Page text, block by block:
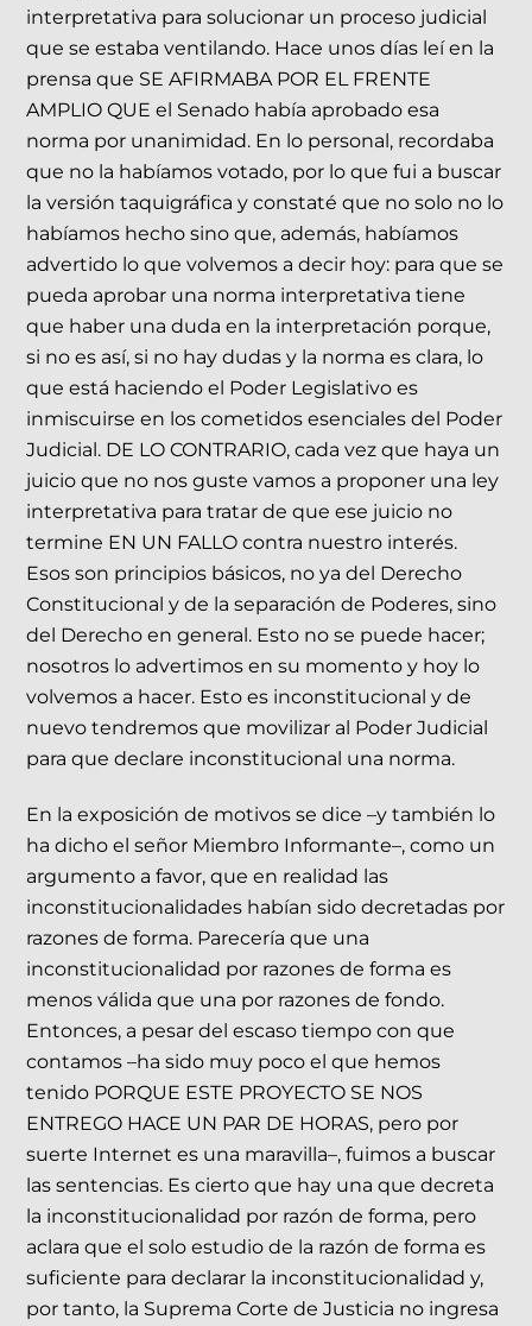
interpretativa para solucionar un proceso judicial
que se estaba ventilando. Hace unos días leí en la
prensa que SE AFIRMABA POR EL FRENTE
AMPLIO QUE el Senado había aprobado esa
norma por unanimidad. En lo personal, recordaba
que no la habíamos votado, por lo que fui a buscar
la versión taquigráfica y constaté que no solo no lo
habíamos hecho sino que, además, habíamos
advertido lo que volvemos a decir hoy: para que se
pueda aprobar una norma interpretativa tiene
que haber una duda en la interpretación porque,
si no es así, si no hay dudas y la norma es clara, lo
que está haciendo el Poder Legislativo es
inmiscuirse en los cometidos esenciales del Poder
Judicial. DE LO CONTRARIO, cada vez que haya un
juicio que no nos guste vamos a proponer una ley
interpretativa para tratar de que ese juicio no
termine EN UN FALLO contra nuestro interés.
Esos son principios básicos, no ya del Derecho
Constitucional y de la separación de Poderes, sino
del Derecho en general. Esto no se puede hacer;
nosotros lo advertimos en su momento y hoy lo
volvemos a hacer. Esto es inconstitucional y de
nuevo tendremos que movilizar al Poder Judicial
para que declare inconstitucional una norma.
En la exposición de motivos se dice –y también lo
ha dicho el señor Miembro Informante–, como un
argumento a favor, que en realidad las
inconstitucionalidades habían sido decretadas por
razones de forma. Parecería que una
inconstitucionalidad por razones de forma es
menos válida que una por razones de fondo.
Entonces, a pesar del escaso tiempo con que
contamos –ha sido muy poco el que hemos
tenido PORQUE ESTE PROYECTO SE NOS
ENTREGO HACE UN PAR DE HORAS, pero por
suerte Internet es una maravilla–, fuimos a buscar
las sentencias. Es cierto que hay una que decreta
la inconstitucionalidad por razón de forma, pero
aclara que el solo estudio de la razón de forma es
suficiente para declarar la inconstitucionalidad y,
por tanto, la Suprema Corte de Justicia no ingresa